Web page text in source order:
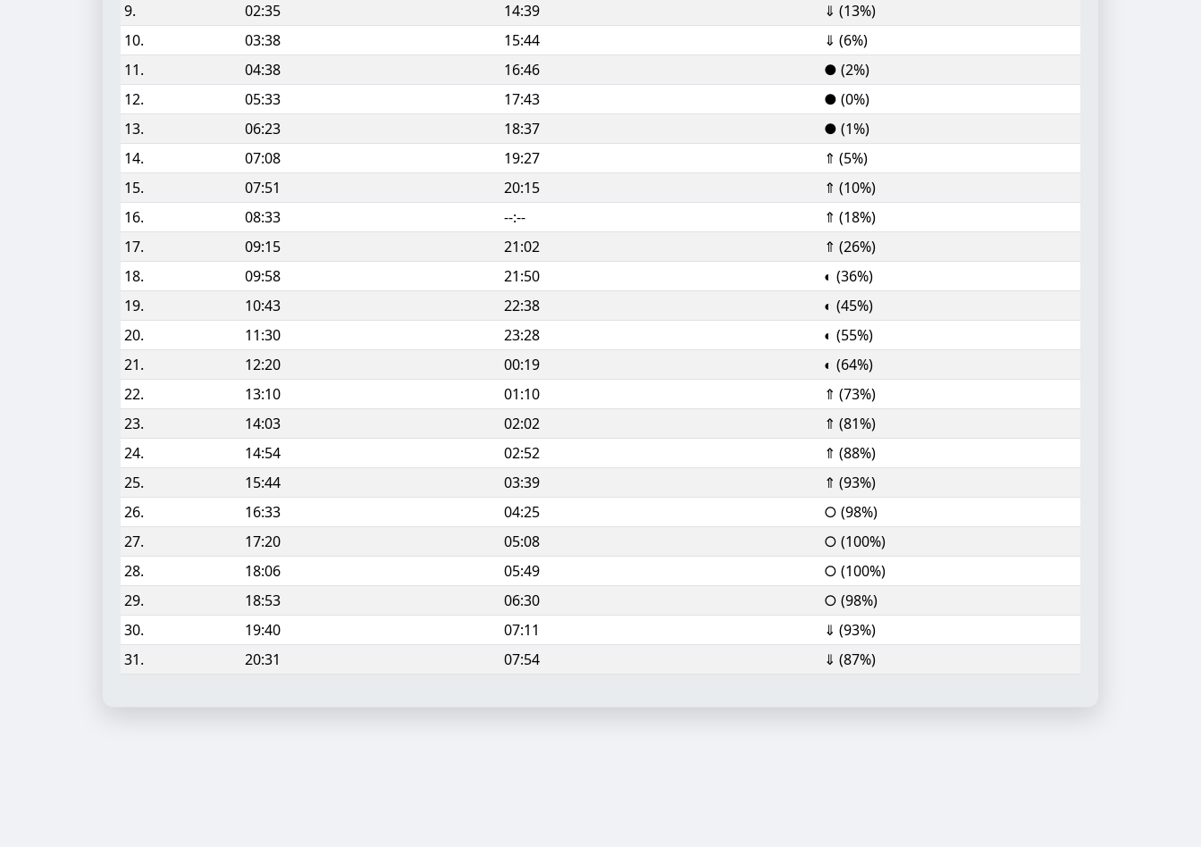
9.
02:35 14:39
⇓ (13%)
10.
03:38 15:44
⇓ (6%)
11.
04:38 16:46
● (2%)
12.
05:33 17:43
● (0%)
13.
06:23 18:37
● (1%)
14.
07:08 19:27
⇑ (5%)
15.
07:51 20:15
⇑ (10%)
16.
08:33 --:--
⇑ (18%)
17.
09:15 21:02
⇑ (26%)
18.
09:58 21:50
◐ (36%)
19.
10:43 22:38
◐ (45%)
20.
11:30 23:28
◐ (55%)
21.
12:20 00:19
◐ (64%)
22.
13:10 01:10
⇑ (73%)
23.
14:03 02:02
⇑ (81%)
24.
14:54 02:52
⇑ (88%)
25.
15:44 03:39
⇑ (93%)
26.
16:33 04:25
○ (98%)
27.
17:20 05:08
○ (100%)
28.
18:06 05:49
○ (100%)
29.
18:53 06:30
○ (98%)
30.
19:40 07:11
⇓ (93%)
31.
20:31 07:54 ⇓ (87%)